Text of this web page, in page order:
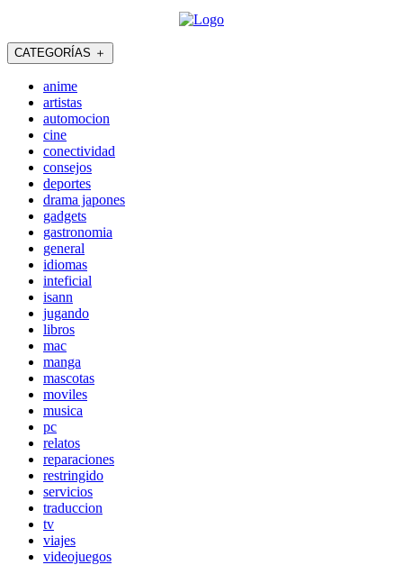
CATEGORÍAS ＋
anime
artistas
automocion
cine
conectividad
consejos
deportes
drama japones
gadgets
gastronomia
general
idiomas
inteficial
isann
jugando
libros
mac
manga
mascotas
moviles
musica
pc
relatos
reparaciones
restringido
servicios
traduccion
tv
viajes
videojuegos